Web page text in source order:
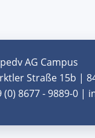
AG Campus
Straße 15b |
(0) 8677 - 9889-0 |